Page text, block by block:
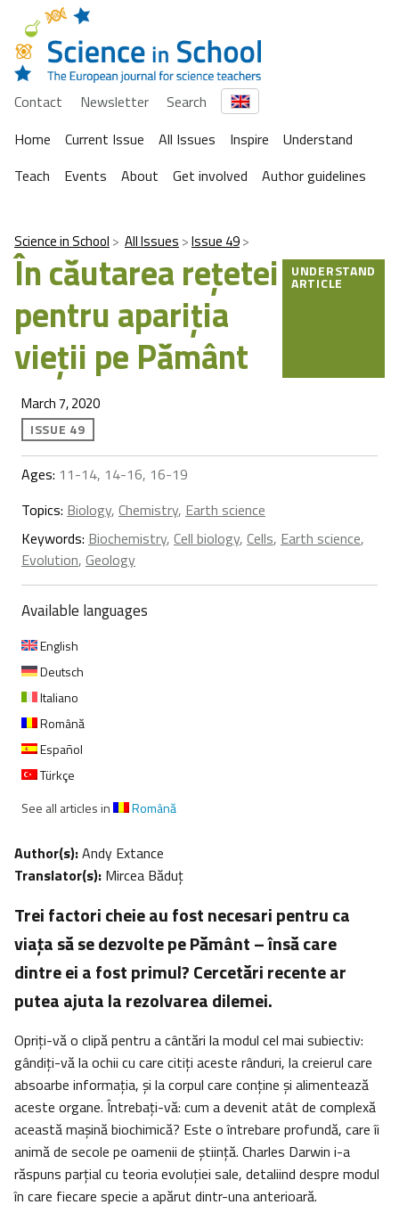
Contact Newsletter
Search
Home
Current Issue All Issues Inspire
Understand
Teach
Events About Get involved Author guidelines
Science in School All Issues Issue 49
În căutarea rețetei
pentru apariţia
vieții pe Pământ
UNDERSTAND
ARTICLE
March 7, 2020
ISSUE 49
Ages: 11-14, 14-16, 16-19
Topics: Biology, Chemistry, Earth science
Keywords: Biochemistry, Cell biology, Cells, Earth science,
Evolution, Geology
Available languages
English
Deutsch
Italiano
Română
Español
Türkçe
See all articles in
Română
Author(s):Andy Extance
Translator(s): Mircea Băduţ
Trei factori cheie au fost necesari pentru ca
viața să se dezvolte pe Pământ – însă care
dintre ei a fost primul? Cercetări recente ar
putea ajuta la rezolvarea dilemei.
Opriţi-vă o clipă pentru a cântări la modul cel mai subiectiv:
gândiţi-vă la ochii cu care citiţi aceste rânduri, la creierul care
absoarbe informaţia, și la corpul care conține și alimentează
aceste organe. Întrebați-vă: cum a devenit atât de complexă
această mașină biochimică? Este o întrebare profundă, care îi
animă de secole pe oamenii de știință. Charles Darwin i-a
răspuns parțial cu teoria evoluției sale, detaliind despre modul
în care fiecare specie a apărut dintr-una anterioară.